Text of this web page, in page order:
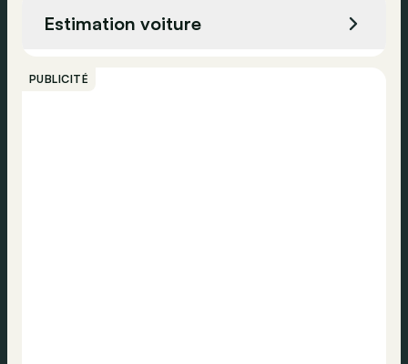
Phares jour
Estimation voiture
PUBLICITÉ